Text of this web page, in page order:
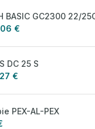
BASIC GC2300 22/
€
DC 25 S
€
PEX-AL-PEX